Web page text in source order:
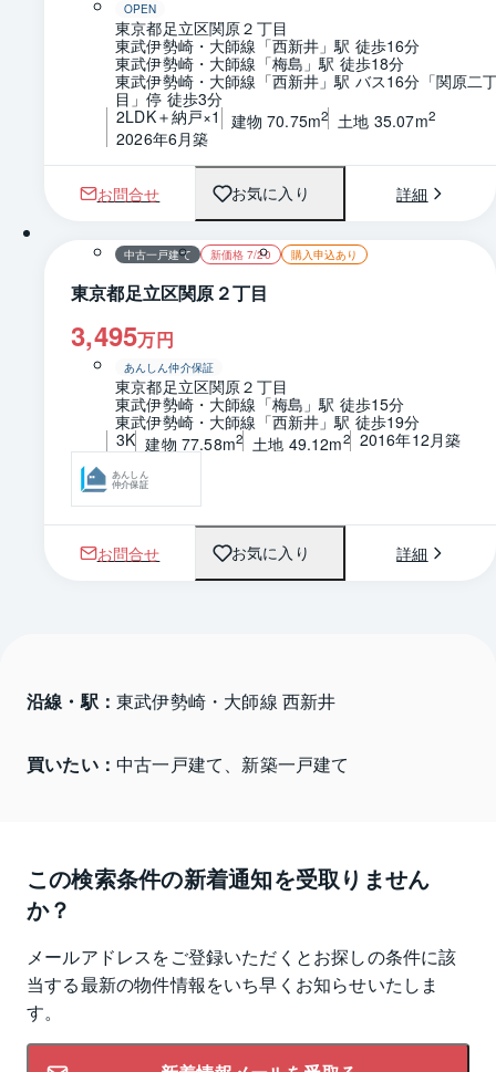
OPEN
東京都足立区関原２丁目
東武伊勢崎・大師線「西新井」駅 徒歩16分
東武伊勢崎・大師線「梅島」駅 徒歩18分
東武伊勢崎・大師線「西新井」駅 バス16分「関原二
目」停 徒歩3分
2LDK＋納戸×1
建物 70.75m2 土地 35.07m2
2026年6月築
お問合せ お気に入り 詳細
1 / 0 間取り
中古一戸建て 新価格 7/20 購入申込あり
東京都足立区関原２丁目
3,495万円
あんしん仲介保証
東京都足立区関原２丁目
東武伊勢崎・大師線「梅島」駅 徒歩15分
東武伊勢崎・大師線「西新井」駅 徒歩19分
3K 建物 77.58m2 土地 49.12m2 2016年12月築
あんしん
仲介保証
お問合せ お気に入り 詳細
沿線・駅： 東武伊勢崎・大師線 西新井
買いたい： 中古一戸建て、新築一戸建て
この検索条件の新着通知を受取りません
か？
メールアドレスをご登録いただくとお探しの条件に該
当する最新の物件情報をいち早くお知らせいたしま
す。